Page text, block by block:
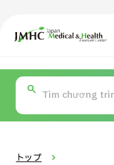
Trung tâm Du lịch Y
Về Japan
Medical
Tìm theo
bộ phận
PICK UP PROGRAM
トップ